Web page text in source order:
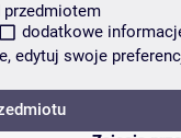
dodatkowe
edytuj swoje